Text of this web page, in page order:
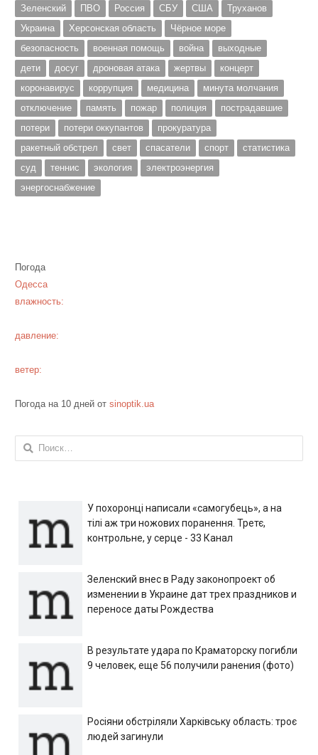
Зеленский
ПВО Россия СБУ США
Труханов
Украина
Херсонская область
Чёрное море
безопасность
военная помощь война
выходные
дети
досуг дроновая атака жертвы
концерт
коронавирус
коррупция медицина
минута молчания
отключение
память пожар полиция
пострадавшие
потери
потери оккупантов
прокуратура
ракетный обстрел
свет спасатели спорт
статистика
суд
теннис экология
электроэнергия
энергоснабжение
Погода
Одесса
влажность:
давление:
ветер:
Погода на 10 дней от sinoptik.ua
Найти:
У похоронці написали «самогубець», а на
тілі аж три ножових поранення. Третє,
контрольне, у серце - 33 Канал
Зеленский внес в Раду законопроект об
изменении в Украине дат трех праздников и
переносе даты Рождества
В результате удара по Краматорску погибли
9 человек, еще 56 получили ранения (фото)
Росіяни обстріляли Харківську область: троє
людей загинули